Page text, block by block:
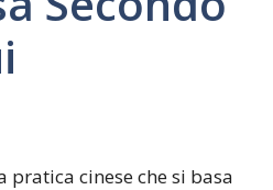
pratica cinese che si basa